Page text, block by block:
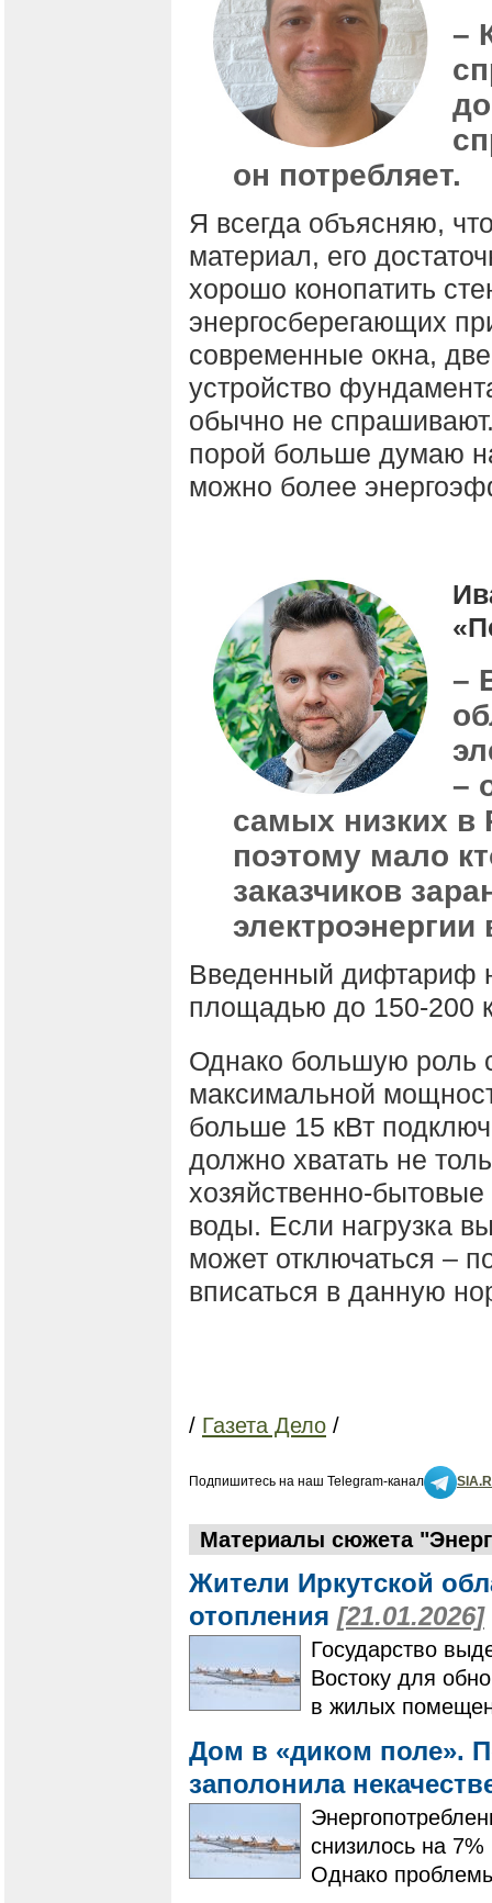
–
он потребляет.
Я всегда объясняю,
материал, его
хорошо конопатить
энергосберегающих
современные окна,
устройство
обычно не
порой больше думаю
можно более
–
–
самых низких в
поэтому мало
заказчиков
Введенный дифтариф
площадью до 150-200
Однако большую роль
максимальной
больше 15 кВт
должно хватать не
хозяйственно-
воды. Если нагрузка
может отключаться –
вписаться в данную
/ Газета Дело /
Подпишитесь на наш Telegram-канал
Материалы сюжета
Жители Иркутской
отопления [21.01.2026]
Государство
Востоку для
в жилых
Дом в «диком поле».
заполонила
снизилось на
Однако